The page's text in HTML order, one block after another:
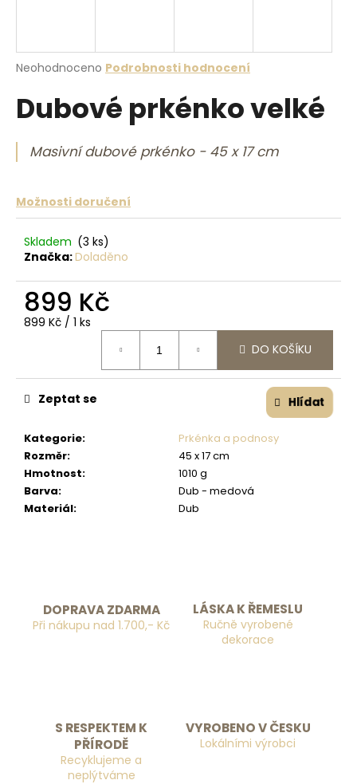
Průměrné hodnocení produktu je 0,0 z 5 hvězdiček.
Neohodnoceno Podrobnosti hodnocení
Dubové prkénko velké
Masivní dubové prkénko - 45 x 17 cm
Možnosti doručení
Skladem (3 ks)
Značka:Doladěno
899 Kč
Měrná cena:
899 Kč / 1 ks
DO KOŠÍKU
Kategorie:
Prkénka a podnosy
Rozměr:
45 x 17 cm
Hmotnost:
1010 g
Barva:
Dub - medová
Materiál: Dub
Zeptat se Hlídat
DOPRAVA ZDARMA
Při nákupu nad 1.700,- Kč
LÁSKA K ŘEMESLU
Ručně vyrobené
dekorace
S RESPEKTEM K
PŘÍRODĚ
Recyklujeme a
neplýtváme
VYROBENO V ČESKU
Lokálními výrobci
í
?
D
p
o
u
m
e